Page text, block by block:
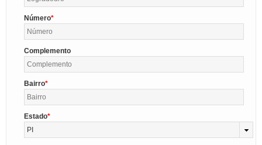
Número
Complemento
Bairro
Estado
PI